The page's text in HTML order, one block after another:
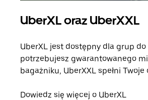
UberXL oraz UberXXL
UberXL jest dostępny dla grup do
potrzebujesz gwarantowanego
bagażniku, UberXXL spełni Twoje
Dowiedz się więcej o UberXL